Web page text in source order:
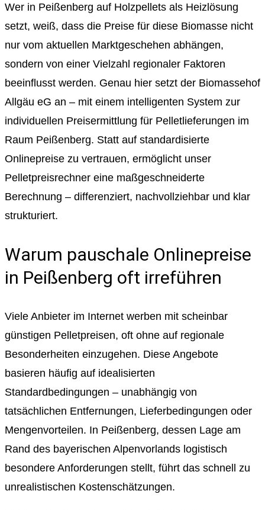
Wer in Peißenberg auf Holzpellets als Heizlösung
setzt, weiß, dass die Preise für diese Biomasse nicht
nur vom aktuellen Marktgeschehen abhängen,
sondern von einer Vielzahl regionaler Faktoren
beeinflusst werden. Genau hier setzt der Biomassehof
Allgäu eG an – mit einem intelligenten System zur
individuellen Preisermittlung für Pelletlieferungen im
Raum Peißenberg. Statt auf standardisierte
Onlinepreise zu vertrauen, ermöglicht unser
Pelletpreisrechner eine maßgeschneiderte
Berechnung – differenziert, nachvollziehbar und klar
strukturiert.
Warum pauschale Onlinepreise
in Peißenberg oft irreführen
Viele Anbieter im Internet werben mit scheinbar
günstigen Pelletpreisen, oft ohne auf regionale
Besonderheiten einzugehen. Diese Angebote
basieren häufig auf idealisierten
Standardbedingungen – unabhängig von
tatsächlichen Entfernungen, Lieferbedingungen oder
Mengenvorteilen. In Peißenberg, dessen Lage am
Rand des bayerischen Alpenvorlands logistisch
besondere Anforderungen stellt, führt das schnell zu
unrealistischen Kostenschätzungen.